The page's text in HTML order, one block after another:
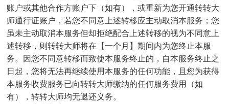
账户或其他合作方账户下（如有），或重新为您开通转转大
师通行证账户，若您不同意上述转移应主动取消本服务；您
虽未主动取消本服务但却拒绝配合上述转移的视为不同意上
述转移，则转转大师将在【一个月】期间内为您终止本服
务。因您不同意转移而致使本服务终止的，自本服务终止之
日起，您将无法再继续使用本服务的任何功能，且您为获得
本服务收费服务已向转转大师缴纳的任何服务费用（如
有），转转大师均无退还义务。